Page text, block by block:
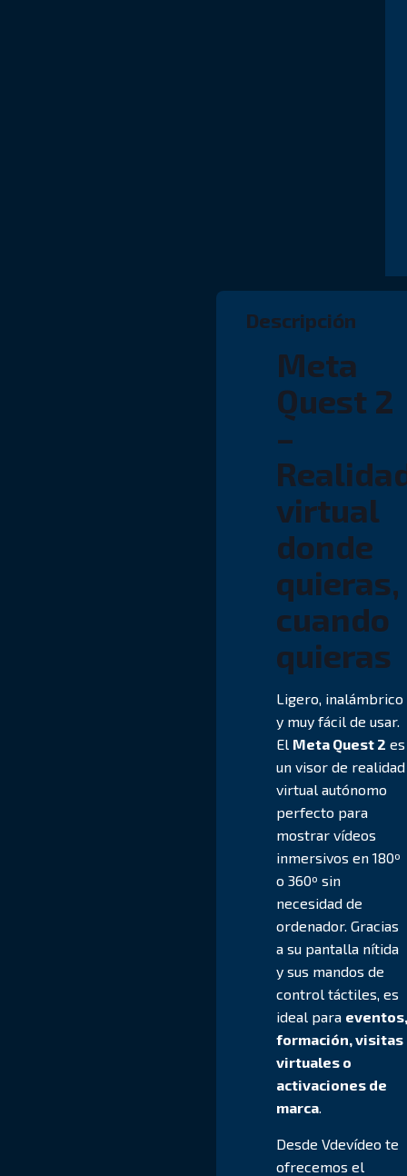
Descripción
Meta
Quest 2
–
virtual
donde
quieras,
cuando
quieras
Ligero, inalámbrico
y muy fácil de usar.
El Meta Quest 2 es
un visor de realidad
virtual autónomo
perfecto para
mostrar vídeos
inmersivos en 180º
o 360º sin
necesidad de
ordenador. Gracias
a su pantalla nítida
y sus mandos de
control táctiles, es
ideal para
formación, visitas
virtuales o
activaciones de
marca
Desde Vdevídeo te
ofrecemos el